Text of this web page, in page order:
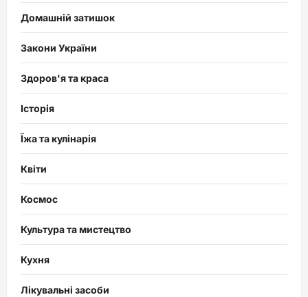
Домашній затишок
Закони України
Здоров'я та краса
Історія
Їжа та кулінарія
Квіти
Космос
Культура та мистецтво
Кухня
Лікувальні засоби